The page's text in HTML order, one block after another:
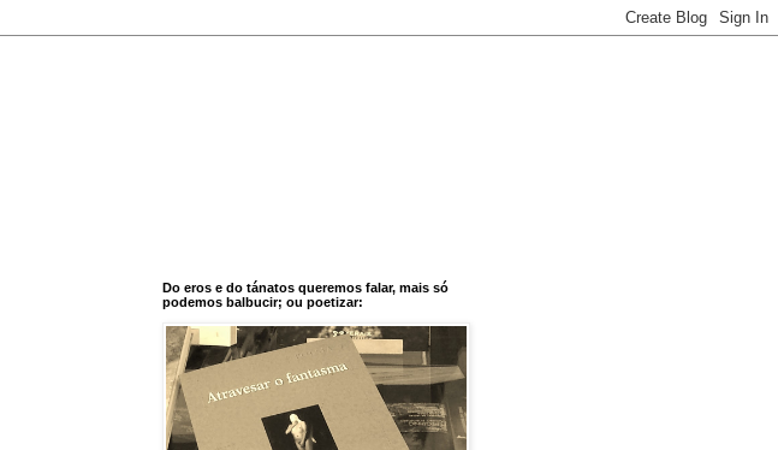
Do eros e do tánatos queremos falar, mais só
podemos balbucir; ou poetizar: